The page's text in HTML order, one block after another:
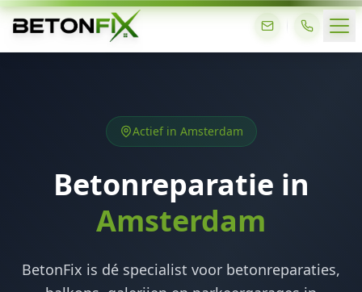
Actief in Amsterdam
Betonreparatie in
Amsterdam
BetonFix is dé specialist voor betonreparaties,